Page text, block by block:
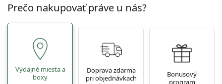
Prečo nakupovať práve u nás?
Výdajné miesta a
boxy
Doprava zdarma
pri objednávkach
Bonusový
program